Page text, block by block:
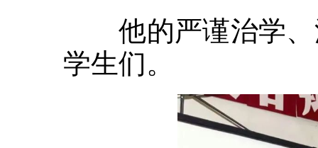
他的严谨治学、
学生们。